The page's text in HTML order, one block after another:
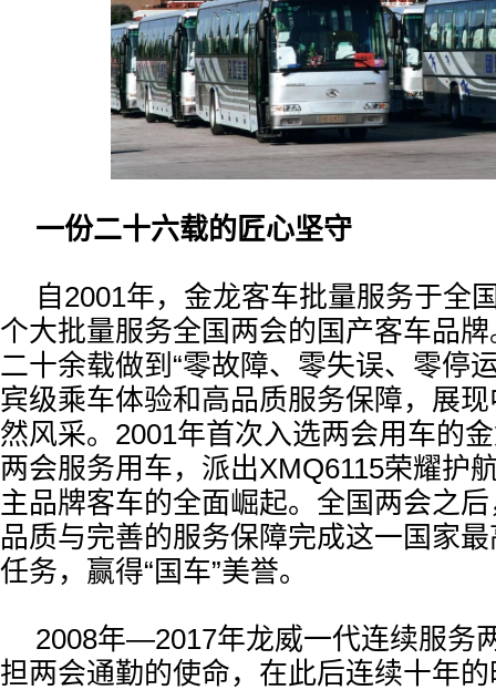
一份二十六载的匠心坚守
自2001年，金龙客车批量服务于全
个大批量服务全国两会的国产客车品
二十余载做到“零故障、零失误、零停
宾级乘车体验和高品质服务保障，展
然风采。2001年首次入选两会用车的
两会服务用车，派出XMQ6115荣耀护
主品牌客车的全面崛起。全国两会之
品质与完善的服务保障完成这一国家
任务，赢得“国车”美誉。
2008年—2017年龙威一代连续服务
担两会通勤的使命，在此后连续十年